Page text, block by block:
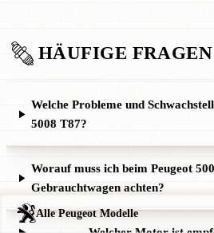
HÄUFIGE FRAGEN
Welche Probleme und
5008 T87?
Worauf muss ich beim Peugeot
Gebrauchtwagen achten?
Alle Peugeot Modelle